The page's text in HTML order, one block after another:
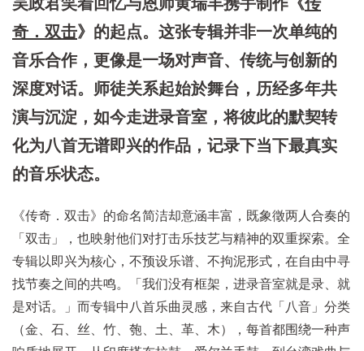
奇．双击》 的起点。这张专辑并非一次单纯的
音乐合作，更像是一场对声音、传统与创新的
深度对话。师徒关系起始於舞台，历经多年共
演与沉淀，如今走进录音室，将彼此的默契转
化为八首无谱即兴的作品，记录下当下最真实
的音乐状态。
《传奇．双击》的命名简洁却意涵丰富，既象徵两人合奏的
「双击」，也映射他们对打击乐技艺与精神的双重探索。全
专辑以即兴为核心，不预设乐谱、不拘泥形式，在自由中寻
找节奏之间的共鸣。「我们没有框架，进录音室就是录、就
是对话。」而专辑中八首乐曲灵感，来自古代「八音」分类
（金、石、丝、竹、匏、土、革、木），每首都围绕一种声